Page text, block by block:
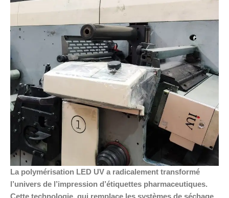
La polymérisation LED UV a radicalement transformé
l’univers de l’impression d’étiquettes pharmaceutiques.